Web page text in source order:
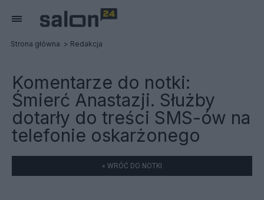
Strona główna Redakcja
Komentarze do notki:
Śmierć Anastazji. Służby
dotarły do treści SMS-ów na
telefonie oskarżonego
« WRÓĆ DO NOTKI